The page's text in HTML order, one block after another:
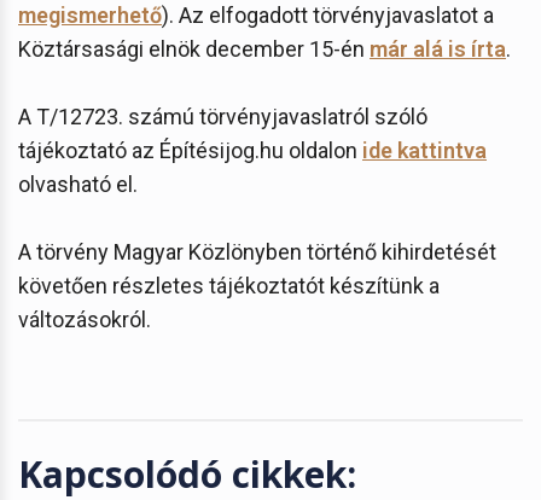
megismerhető). Az elfogadott törvényjavaslatot a
Köztársasági elnök december 15-én már alá is írta.
A T/12723. számú törvényjavaslatról szóló
tájékoztató az Építésijog.hu oldalon ide kattintva
olvasható el.
A törvény Magyar Közlönyben történő kihirdetését
követően részletes tájékoztatót készítünk a
változásokról.
Kapcsolódó cikkek: